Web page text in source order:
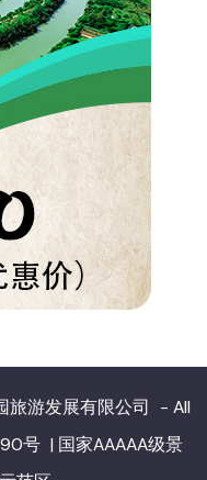
旅游发展有限公司 - All
号 | 国家AAAAA级景